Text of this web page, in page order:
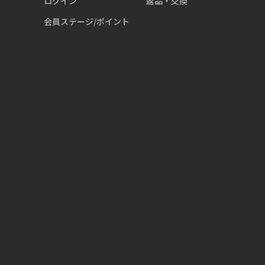
会員ステージ/ポイント